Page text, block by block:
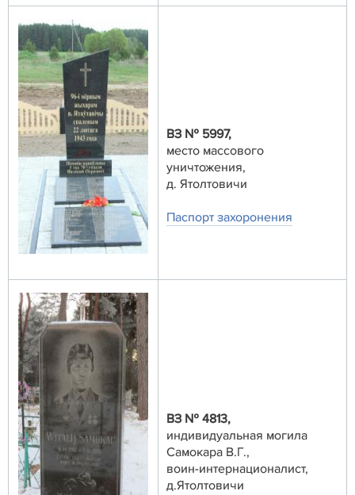
ВЗ № 5997,
место массового
уничтожения,
д. Ятолтовичи
Паспорт захоронения
ВЗ № 4813,
индивидуальная могила
Самокара В.Г.,
воин-интернационалист,
д.Ятолтовичи